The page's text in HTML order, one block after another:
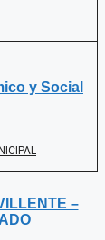
y Social
–